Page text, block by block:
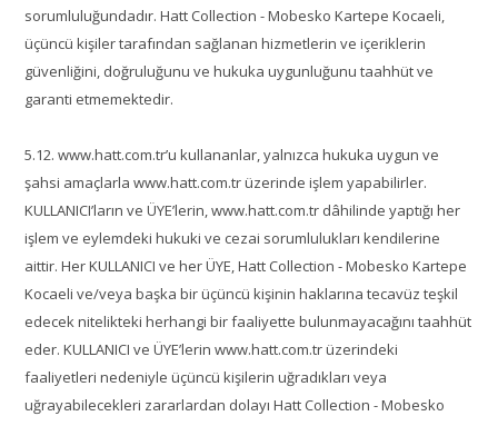
sorumluluğundadır. Hatt Collection - Mobesko Kartepe Kocaeli,
üçüncü kişiler tarafından sağlanan hizmetlerin ve içeriklerin
güvenliğini, doğruluğunu ve hukuka uygunluğunu taahhüt ve
garanti etmemektedir.
5.12. www.hatt.com.tr’u kullananlar, yalnızca hukuka uygun ve
şahsi amaçlarla www.hatt.com.tr üzerinde işlem yapabilirler.
KULLANICI’ların ve ÜYE’lerin, www.hatt.com.tr dâhilinde yaptığı her
işlem ve eylemdeki hukuki ve cezai sorumlulukları kendilerine
aittir. Her KULLANICI ve her ÜYE, Hatt Collection - Mobesko Kartepe
Kocaeli ve/veya başka bir üçüncü kişinin haklarına tecavüz teşkil
edecek nitelikteki herhangi bir faaliyette bulunmayacağını taahhüt
eder. KULLANICI ve ÜYE’lerin www.hatt.com.tr üzerindeki
faaliyetleri nedeniyle üçüncü kişilerin uğradıkları veya
uğrayabilecekleri zararlardan dolayı Hatt Collection - Mobesko